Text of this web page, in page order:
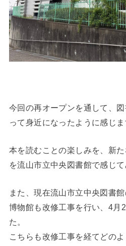
今回の再オープンを通して、
って身近になったように感じま
本を読むことの楽しみを、新
を流山市立中央図書館で感じ
また、現在流山市立中央図書
博物館も改修工事を行い、4月
た。
こちらも改修工事を経てどの